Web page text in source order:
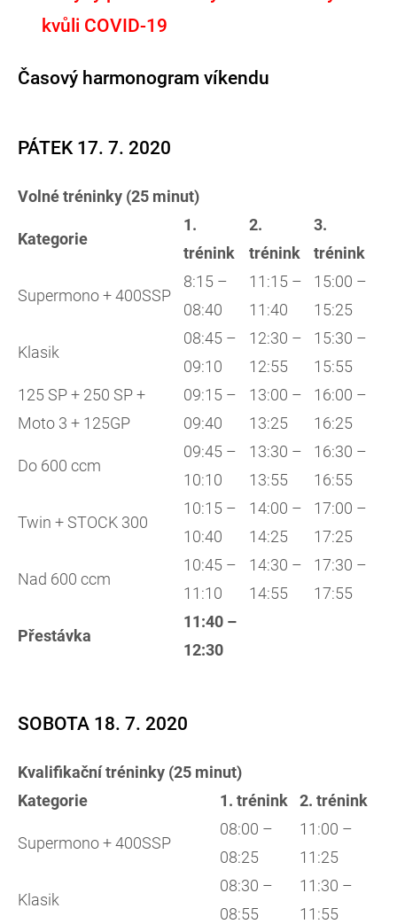
kvůli COVID-19
Časový harmonogram víkendu
PÁTEK 17. 7. 2020
Volné tréninky (25 minut)
Kategorie
1.
trénink
2.
trénink
3.
trénink
Supermono + 400SSP
8:15 –
08:40
11:15 –
11:40
15:00 –
15:25
Klasik
08:45 –
09:10
12:30 –
12:55
15:30 –
15:55
125 SP + 250 SP +
Moto 3 + 125GP
09:15 –
09:40
13:00 –
13:25
16:00 –
16:25
Do 600 ccm
09:45 –
10:10
13:30 –
13:55
16:30 –
16:55
Twin + STOCK 300
10:15 –
10:40
14:00 –
14:25
17:00 –
17:25
Nad 600 ccm
10:45 –
11:10
14:30 –
14:55
17:30 –
17:55
Přestávka
11:40 –
12:30
SOBOTA 18. 7. 2020
Kvalifikační tréninky (25 minut)
Kategorie
1. trénink 2. trénink
Supermono + 400SSP
08:00 –
08:25
11:00 –
11:25
Klasik
08:30 –
08:55
11:30 –
11:55